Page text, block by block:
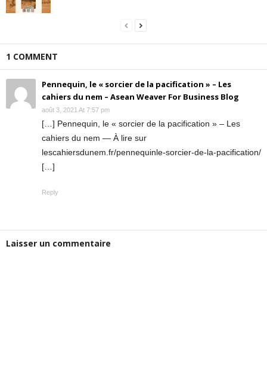
1 COMMENT
Pennequin, le « sorcier de la pacification » – Les
cahiers du nem – Asean Weaver For Business Blog
août 3, 2021 At 7:57 pm
[…] Pennequin, le « sorcier de la pacification » – Les
cahiers du nem — À lire sur
lescahiersdunem.fr/pennequinle-sorcier-de-la-pacification/
[…]
Reply
Laisser un commentaire